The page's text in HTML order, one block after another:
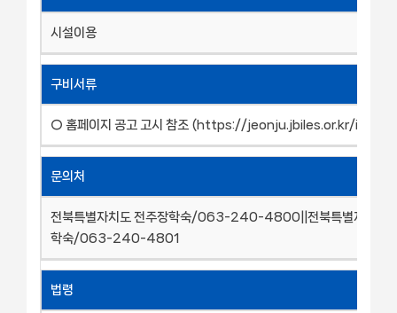
시설이용
구비서류
○ 홈페이지 공고 고시 참조 (https://jeonju.jbiles.or.kr/
문의처
전북특별자치도 전주장학숙/063-240-4800||전북특별자치도
학숙/063-240-4801
법령